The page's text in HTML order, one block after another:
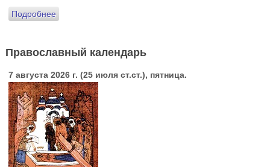
Подробнее
Православный календарь
7 августа 2026 г. (25 июля ст.ст.), пятница.